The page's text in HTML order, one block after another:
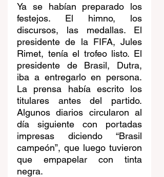
Ya se habían preparado los
festejos. El himno, los
discursos, las medallas. El
presidente de la FIFA, Jules
Rimet, tenía el trofeo listo. El
presidente de Brasil, Dutra,
iba a entregarlo en persona.
La prensa había escrito los
titulares antes del partido.
Algunos diarios circularon al
día siguiente con portadas
impresas diciendo “Brasil
campeón”, que luego tuvieron
que empapelar con tinta
negra.